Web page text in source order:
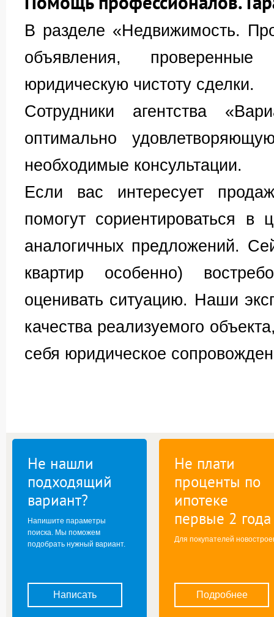
В разделе «Недвижимость.
объявления,
юридическую чистоту сделки.
Сотрудники агентства
оптимально
необходимые консультации.
Если вас интересует
помогут сориентироваться в
аналогичных предложений.
квартир особенно)
оценивать ситуацию. Наши
качества реализуемого
себя юридическое
Не нашли
подходящий
вариант?
Напишите параметры
поиска. Мы поможем
подобрать нужный вариант.
Написать
Не плати
проценты по
ипотеке
первые 2 года
Для покупателей
Подробнее